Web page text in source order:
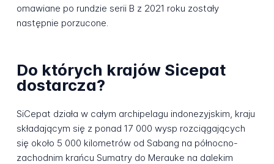
omawiane po rundzie serii B z 2021 roku zostały
następnie porzucone.
Do których krajów Sicepat
dostarcza?
SiCepat działa w całym archipelagu indonezyjskim, kraju
składającym się z ponad 17 000 wysp rozciągających
się około 5 000 kilometrów od Sabang na północno-
zachodnim krańcu Sumatry do Merauke na dalekim